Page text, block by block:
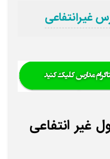
غیرانتفاعی
انتفاعی